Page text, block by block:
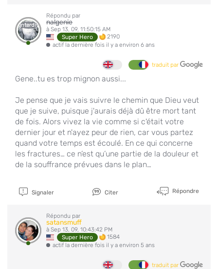
Interdit
Répondu par
nalgenie
à Sep 13, 09, 11:50:15 AM
Super Hero
2190
actif la dernière fois il y a environ 6 ans
traduit par
Gene..tu es trop mignon aussi...
Je pense que je vais suivre le chemin que Dieu veut
que je suive, puisque j'aurais déjà dû être mort tant
de fois. Alors vivez la vie comme si c'était votre
dernier jour et n'ayez peur de rien, car vous partez
quand votre temps est écoulé. En ce qui concerne
les fractures… ce n’est qu’une partie de la douleur et
de la souffrance prévues dans le plan…
Signaler Citer Répondre
Répondu par
satansmuff
à Sep 13, 09, 10:43:42 PM
Super Hero
1584
actif la dernière fois il y a environ 5 ans
traduit par